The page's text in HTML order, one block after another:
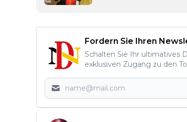
Fordern Sie Ihren
Schalten Sie Ihr ultimatives
exklusiven Zugang zu den